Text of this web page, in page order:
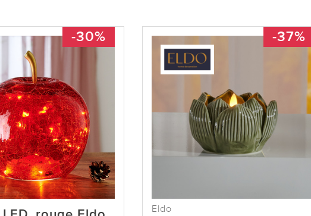
-30% -37%
Eldo